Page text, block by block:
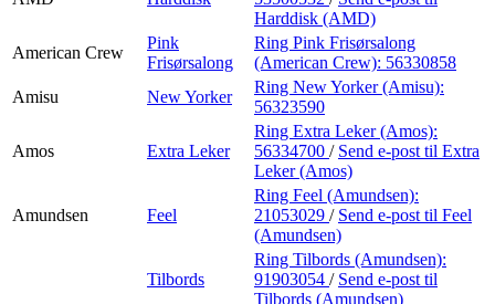
Harddisk (AMD)
American Crew
Pink
Frisørsalong
Ring Pink Frisørsalong
(American Crew): 56330858
Amisu
New Yorker
Ring New Yorker (Amisu):
56323590
Amos Extra Leker
Ring Extra Leker (Amos):
56334700 / Send e-post til Extra
Leker (Amos)
Amundsen Feel
Ring Feel (Amundsen):
21053029 / Send e-post til Feel
(Amundsen)
Tilbords
Ring Tilbords (Amundsen):
91903054 / Send e-post til
Tilbords (Amundsen)